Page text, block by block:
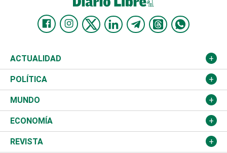
ACTUALIDAD
Nacional
Ciudad
Educación
Salud
POLÍTICA
Partidos
JCE
TSE
MUNDO
Estados Unidos
América Latina
ECONOMÍA
Finanzas
REVISTA